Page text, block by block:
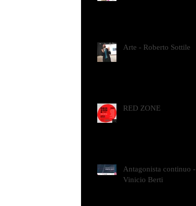
Arte - Roberto Sottile
RED ZONE
Antagonista continuo -
Vinicio Berti